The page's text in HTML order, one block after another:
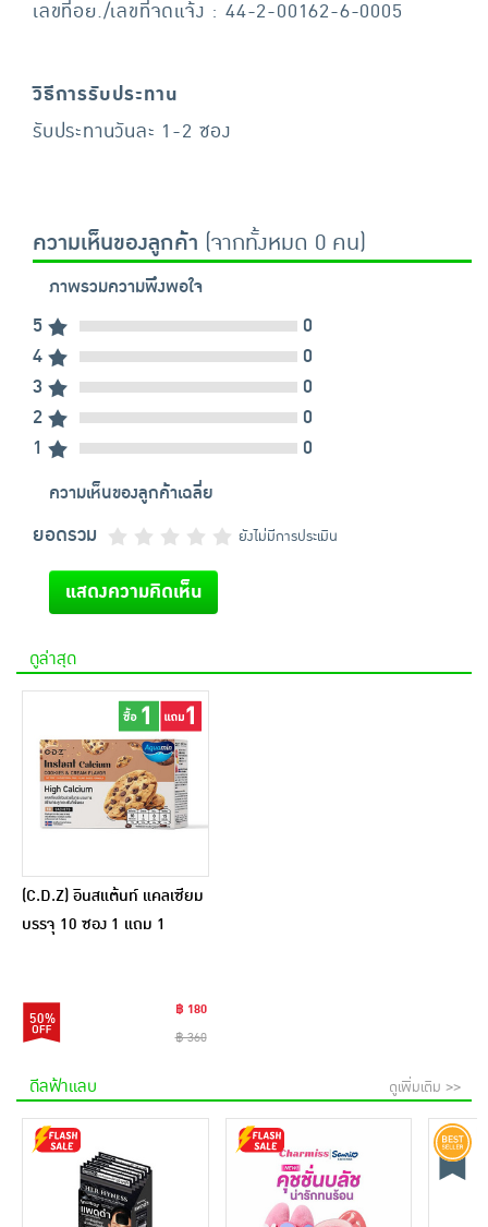
เลขที่อย./เลขที่จดแจ้ง : 44-2-00162-6-0005
วิธีการรับประทาน
รับประทานวันละ 1-2 ซอง
ความเห็นของลูกค้า (จากทั้งหมด 0 คน)
ภาพรวมความพึงพอใจ
5
0
4
0
3
0
2
0
1
0
ความเห็นของลูกค้าเฉลี่ย
ยอดรวม ยังไม่มีการประเมิน
แสดงความคิดเห็น
ดูล่าสุด
(C.D.Z) อินสแต้นท์ แคลเซียม
บรรจุ 10 ซอง 1 แถม 1
50%
฿ 180
฿ 360
ดีลฟ้าแลบ ดูเพิ่มเติม >>